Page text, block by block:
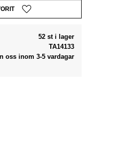
till i favoriter
52 st i lager
TA14133
oss inom 3-5 vardagar